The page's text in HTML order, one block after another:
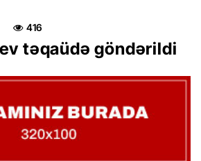
416
təqaüdə göndərildi